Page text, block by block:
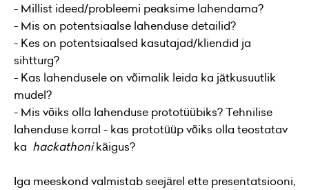
- Millist ideed/probleemi peaksime lahendama?
- Mis on potentsiaalse lahenduse detailid?
- Kes on potentsiaalsed kasutajad/kliendid ja
sihtturg?
- Kas lahendusele on võimalik leida ka jätkusuutlik
mudel?
- Mis võiks olla lahenduse prototüübiks? Tehnilise
lahenduse korral - kas prototüüp võiks olla teostatav
ka hackathonikäigus?
Iga meeskond valmistab seejärel ette presentatsiooni,